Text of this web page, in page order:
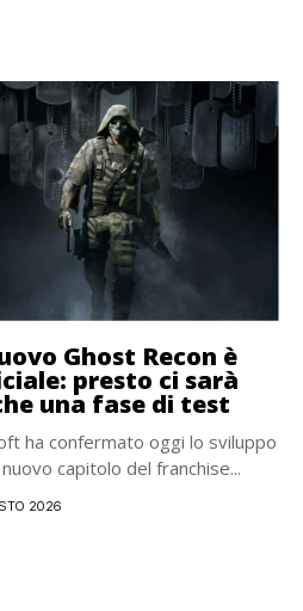
Ghost Recon è
presto ci sarà
una fase di test
ha confermato oggi lo sviluppo
capitolo del franchise...
2026